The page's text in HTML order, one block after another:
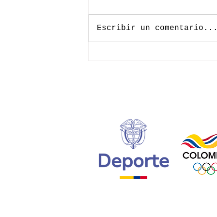
reúne a los
mejores
talentos
juveniles del
país en
Medellín
Escribir un comentario...